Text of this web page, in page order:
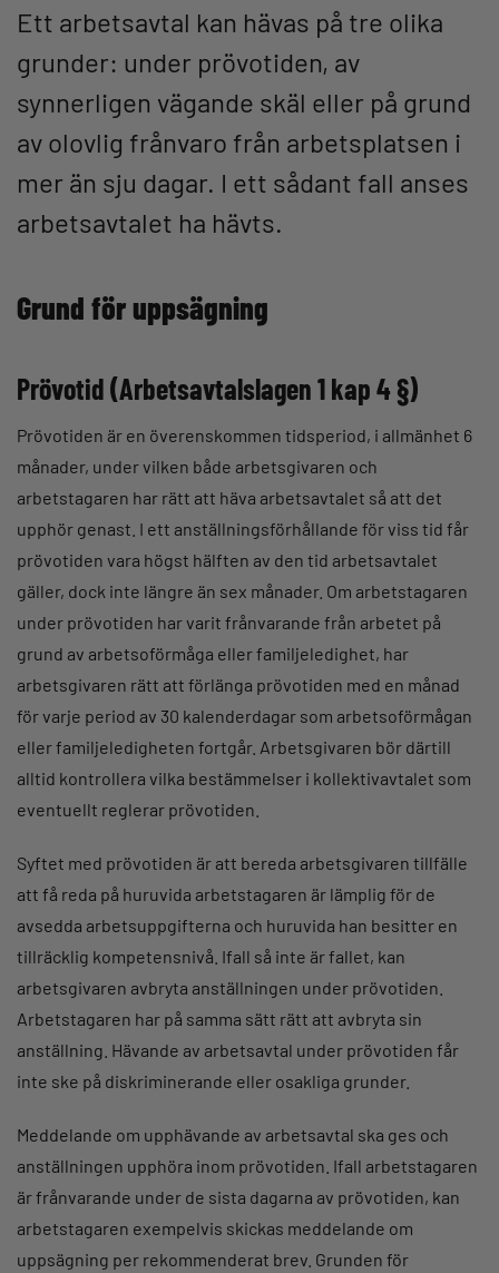
Ett arbetsavtal kan hävas på tre olika
grunder: under prövotiden, av
synnerligen vägande skäl eller på grund
av olovlig frånvaro från arbetsplatsen i
mer än sju dagar. I ett sådant fall anses
arbetsavtalet ha hävts.
Grund för uppsägning
Prövotid (Arbetsavtalslagen 1 kap 4 §)
Prövotiden är en överenskommen tidsperiod, i allmänhet 6
månader, under vilken både arbetsgivaren och
arbetstagaren har rätt att häva arbetsavtalet så att det
upphör genast. I ett anställningsförhållande för viss tid får
prövotiden vara högst hälften av den tid arbetsavtalet
gäller, dock inte längre än sex månader. Om arbetstagaren
under prövotiden har varit frånvarande från arbetet på
grund av arbetsoförmåga eller familjeledighet, har
arbetsgivaren rätt att förlänga prövotiden med en månad
för varje period av 30 kalenderdagar som arbetsoförmågan
eller familjeledigheten fortgår. Arbetsgivaren bör därtill
alltid kontrollera vilka bestämmelser i kollektivavtalet som
eventuellt reglerar prövotiden.
Syftet med prövotiden är att bereda arbetsgivaren tillfälle
att få reda på huruvida arbetstagaren är lämplig för de
avsedda arbetsuppgifterna och huruvida han besitter en
tillräcklig kompetensnivå. Ifall så inte är fallet, kan
arbetsgivaren avbryta anställningen under prövotiden.
Arbetstagaren har på samma sätt rätt att avbryta sin
anställning. Hävande av arbetsavtal under prövotiden får
inte ske på diskriminerande eller osakliga grunder.
Meddelande om upphävande av arbetsavtal ska ges och
anställningen upphöra inom prövotiden. Ifall arbetstagaren
är frånvarande under de sista dagarna av prövotiden, kan
arbetstagaren exempelvis skickas meddelande om
uppsägning per rekommenderat brev. Grunden för